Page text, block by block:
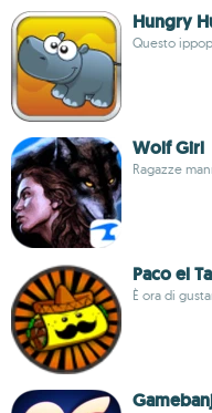
Hungry
Questo
Wolf Girl
Ragazze
Paco el
È ora di